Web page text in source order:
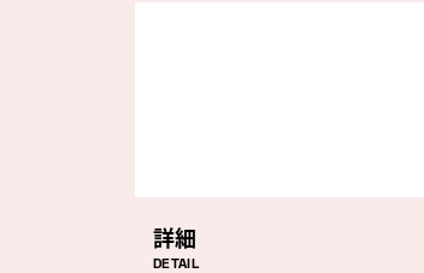
詳細
DETAIL